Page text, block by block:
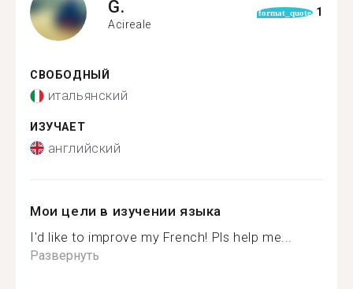
G.
Acireale
format_quote 1
СВОБОДНЫЙ
итальянский
ИЗУЧАЕТ
английский
Мои цели в изучении языка
I'd like to improve my French! Pls help me...
Развернуть